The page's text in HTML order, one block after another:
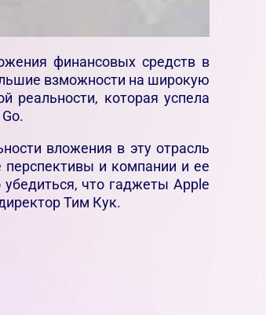
финансовых средств в
взможности на широкую
реальности, которая успела
вложения в эту отрасль
перспективы и компании и ее
что гаджеты Apple
Тим Кук.